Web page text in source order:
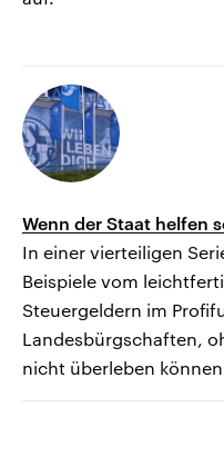
Wenn der Staat helfen
In einer vierteiligen
Beispiele vom
Steuergeldern im
Landesbürgschaften,
nicht überleben